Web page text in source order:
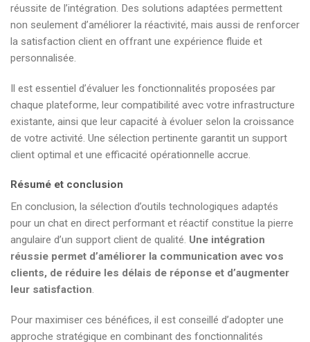
réussite de l’intégration. Des solutions adaptées permettent
non seulement d’améliorer la réactivité, mais aussi de renforcer
la satisfaction client en offrant une expérience fluide et
personnalisée.
Il est essentiel d’évaluer les fonctionnalités proposées par
chaque plateforme, leur compatibilité avec votre infrastructure
existante, ainsi que leur capacité à évoluer selon la croissance
de votre activité. Une sélection pertinente garantit un support
client optimal et une efficacité opérationnelle accrue.
Résumé et conclusion
En conclusion, la sélection d’outils technologiques adaptés
pour un chat en direct performant et réactif constitue la pierre
angulaire d’un support client de qualité. Une intégration
réussie permet d’améliorer la communication avec vos
clients, de réduire les délais de réponse et d’augmenter
leur satisfaction.
Pour maximiser ces bénéfices, il est conseillé d’adopter une
approche stratégique en combinant des fonctionnalités